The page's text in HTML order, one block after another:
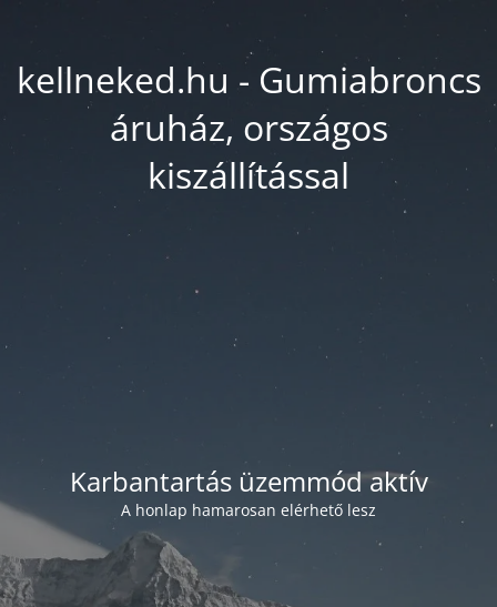
kellneked.hu - Gumiabroncs
áruház, országos
kiszállítással
Karbantartás üzemmód aktív
A honlap hamarosan elérhető lesz